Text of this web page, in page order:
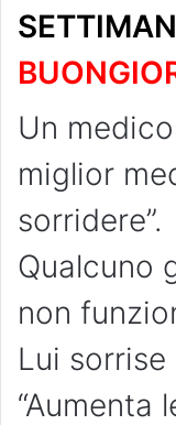
Un
miglior
sorridere”.
Qualcuno
non
Lui
“Aumenta